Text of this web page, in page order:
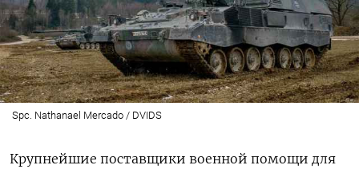
Spc. Nathanael Mercado / DVIDS
Крупнейшие поставщики военной помощи для